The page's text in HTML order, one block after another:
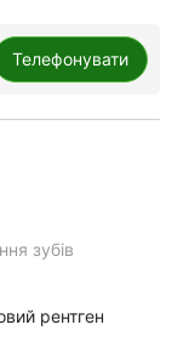
Телефонувати
зубів
рентген